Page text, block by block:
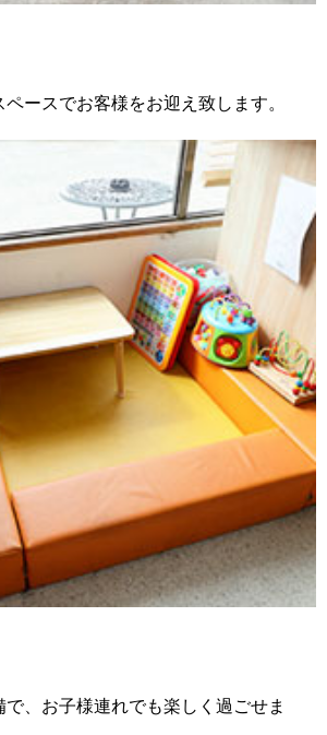
ースでお客様をお迎え致します。
、お子様連れでも楽しく過ごせま